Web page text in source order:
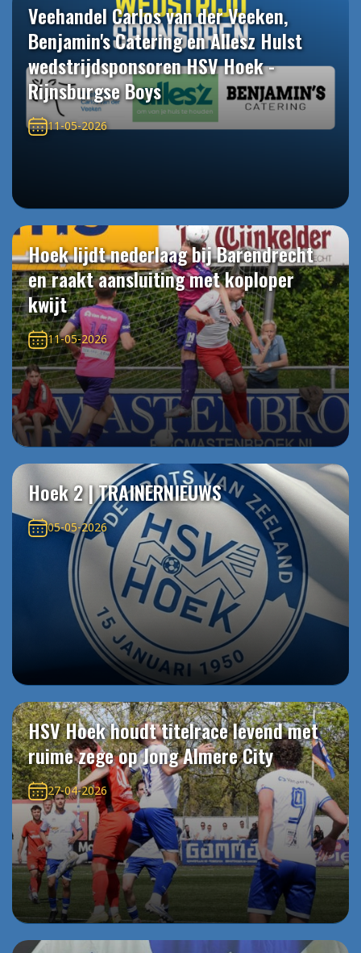
Veehandel Carlos van der Veeken,
Benjamin's Catering en Allesz Hulst
wedstrijdsponsoren HSV Hoek -
Rijnsburgse Boys
11-05-2026
Hoek lijdt nederlaag bij Barendrecht
en raakt aansluiting met koploper
kwijt
11-05-2026
Hoek 2 | TRAINERNIEUWS
05-05-2026
HSV Hoek houdt titelrace levend met
ruime zege op Jong Almere City
27-04-2026